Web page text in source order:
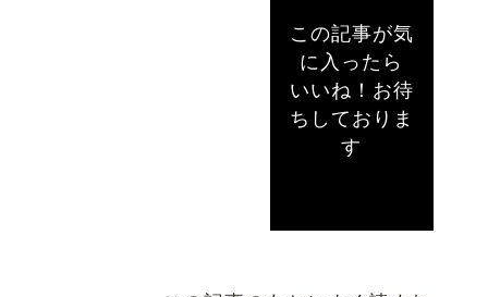
この記事が気
に入ったら
いいね！お待
ちしておりま
す